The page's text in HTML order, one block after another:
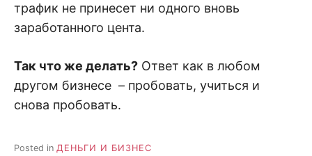
трафик не принесет ни одного вновь
заработанного цента.
Так что же делать? Ответ как в любом
другом бизнесе – пробовать, учиться и
снова пробовать.
Posted in ДЕНЬГИ И БИЗНЕС